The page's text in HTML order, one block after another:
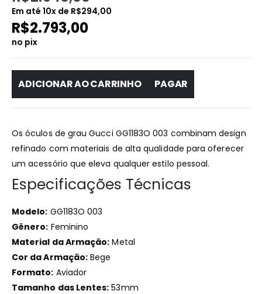
Em até 10x de R$294,00
R$2.793,00
no pix
ADICIONAR AO CARRINHO PAGAR
Os óculos de grau Gucci GG1183O 003 combinam design
refinado com materiais de alta qualidade para oferecer
um acessório que eleva qualquer estilo pessoal.​
Especificações Técnicas
Modelo: GG1183O 003
Gênero: Feminino
Material da Armação: Metal
Cor da Armação: Bege
Formato: Aviador
Tamanho das Lentes: 53mm